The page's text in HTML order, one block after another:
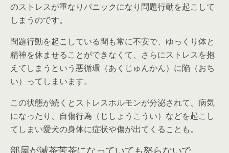
のストレスが重なりパニックになり問題行動を起こして
しまうのです。
問題行動を起こしている間も常に不安で、ゆっくり体と
精神を休ませることができなくて、さらにストレスを抱
えてしまうという悪循環（あくじゅんかん）に陥（おち
い）ってしまいます。
この状態が続くとストレスホルモンが分泌されて、病気
になったり、自傷行為（じしょうこうい）などを起こし
てしまい愛犬の身体に症状や傷が出てくることも。
部屋が滅茶苦茶になっていても怒らないで